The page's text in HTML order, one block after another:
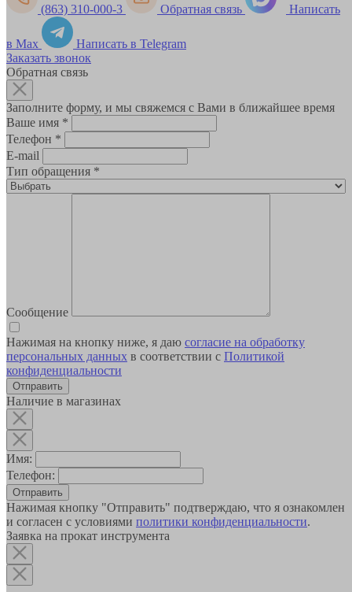
(863) 310-000-3 Обратная связь Написать
в Max
Написать в Telegram
Заказать звонок
Обратная связь
Заполните форму, и мы свяжемся с Вами в ближайшее время
Ваше имя *
Телефон *
E-mail
Тип обращения *
Сообщение
Нажимая на кнопку ниже, я даю согласие на обработку
персональных данных в соответствии с Политикой
конфиденциальности
Наличие в магазинах
Имя:
Телефон:
Отправить
Нажимая кнопку "Отправить" подтверждаю, что я ознакомлен
и согласен с условиями политики конфиденциальности.
Заявка на прокат инструмента